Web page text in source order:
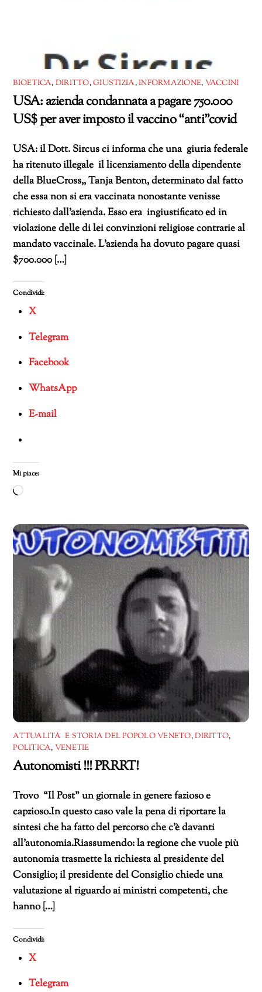
BIOETICA, DIRITTO,GIUSTIZIA,INFORMAZIONE, VACCINI
USA: azienda condannata a pagare 750.000
US$ per aver imposto il vaccino “anti”covid
USA: il Dott. Sircus ci informa che una giuria federale
ha ritenuto illegale il licenziamento della dipendente
della BlueCross,, Tanja Benton, determinato dal fatto
che essa non si era vaccinata nonostante venisse
richiesto dall’azienda. Esso era ingiustificato ed in
violazione delle di lei convinzioni religiose contrarie al
mandato vaccinale. L’azienda ha dovuto pagare quasi
$700.000 […]
Condividi:
X
Telegram
Facebook
WhatsApp
E-mail
Mi piace:
Caricamento
corso…
ATTUALITÀ E STORIA DEL POPOLO VENETO,DIRITTO,
POLITICA, VENETIE
Autonomisti !!! PRRRT!
Trovo “Il Post” un giornale in genere fazioso e
capzioso.In questo caso vale la pena di riportare la
sintesi che ha fatto del percorso che c’è davanti
all’autonomia.Riassumendo: la regione che vuole più
autonomia trasmette la richiesta al presidente del
Consiglio; il presidente del Consiglio chiede una
valutazione al riguardo ai ministri competenti, che
hanno […]
Condividi:
X
Telegram